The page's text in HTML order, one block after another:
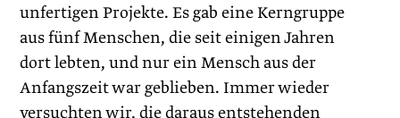
unfertigen Projekte. Es gab eine Kerngruppe
aus fünf Menschen, die seit einigen Jahren
dort lebten, und nur ein Mensch aus der
Anfangszeit war geblieben. Immer wieder
versuchten wir, die daraus entstehenden